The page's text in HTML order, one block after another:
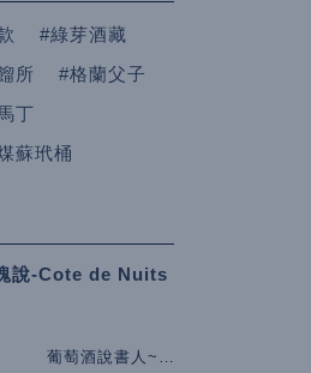
#綠芽酒藏
所
#格蘭父子
丁
蘇玳桶
說-Cote de Nuits
葡萄酒說書人~咕嚕桑